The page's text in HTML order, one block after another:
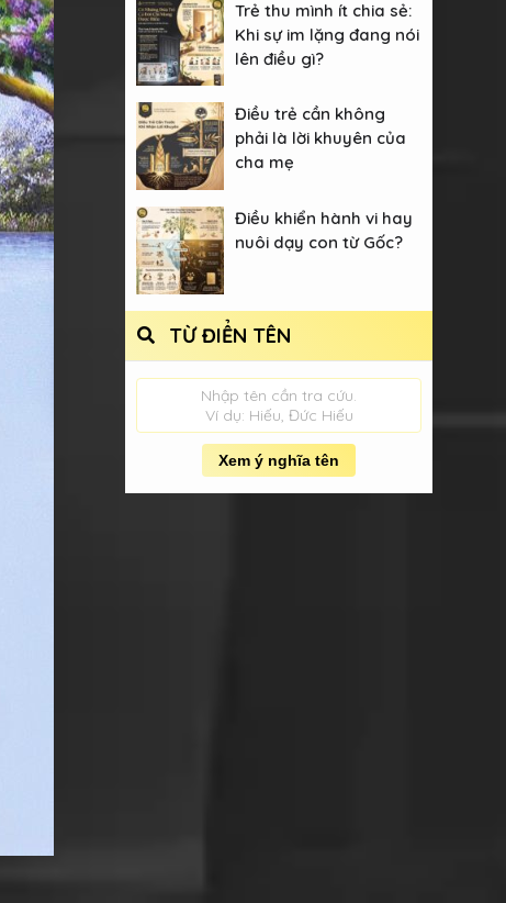
Trẻ thu mình ít chia sẻ:
Khi sự im lặng đang nói
lên điều gì?
Điều trẻ cần không
phải là lời khuyên của
cha mẹ
Điều khiển hành vi hay
nuôi dạy con từ Gốc?
TỪ ĐIỂN TÊN
Nhập tên cần tra cứu.
Ví dụ: Hiếu, Đức Hiếu
Xem ý nghĩa tên